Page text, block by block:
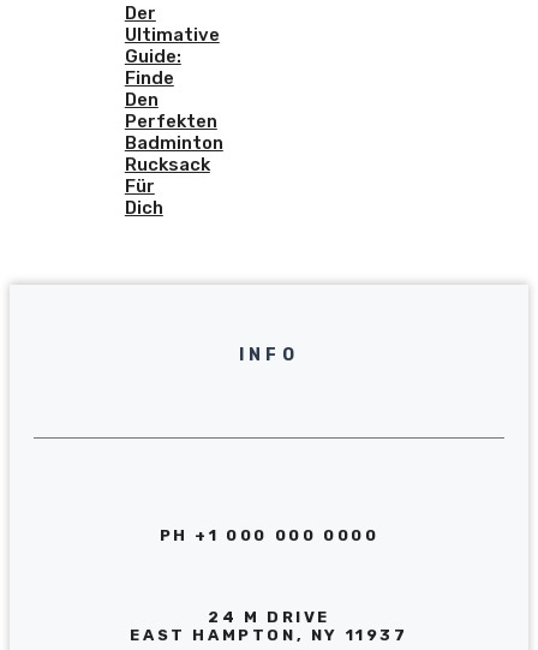
Der
Ultimative
Guide:
Finde
Den
Perfekten
Badminton
Rucksack
Für
Dich
INFO
PH +1 000 000 0000
24 M DRIVE
EAST HAMPTON, NY 11937